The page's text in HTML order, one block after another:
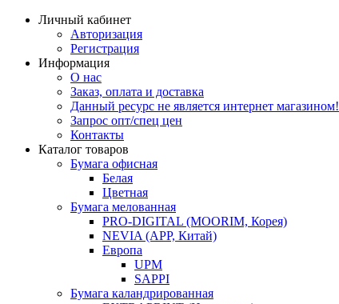
Личный кабинет
Авторизация
Регистрация
Информация
О нас
Заказ, оплата и доставка
Данный ресурс не является интернет магазином!
Запрос опт/спец цен
Контакты
Каталог товаров
Бумага офисная
Белая
Цветная
Бумага мелованная
PRO-DIGITAL (MOORIM, Корея)
NEVIA (APP, Китай)
Европа
UPM
SAPPI
Бумага каландрированная